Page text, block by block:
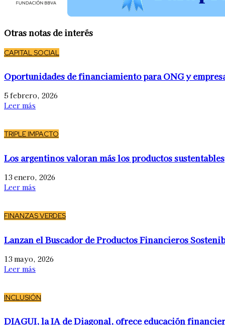
Otras notas de interés
CAPITAL SOCIAL
Oportunidades de financiamiento para ONG y
5 febrero, 2026
Leer más
TRIPLE IMPACTO
Los argentinos valoran más los productos sustentables
13 enero, 2026
Leer más
FINANZAS VERDES
Lanzan el Buscador de Productos Financieros
13 mayo, 2026
Leer más
INCLUSIÓN
DIAGUI, la IA de Diagonal, ofrece educación